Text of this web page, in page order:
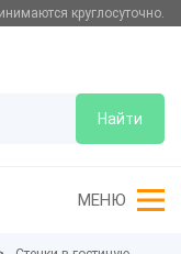
круглосуточно.
Найти
МЕНЮ